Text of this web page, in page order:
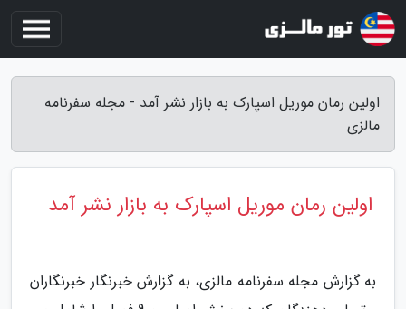
اولین رمان موریل اسپارک به بازار نشر آمد - مجله سفرنامه
مالزی
اولین رمان موریل اسپارک به بازار نشر آمد
به گزارش مجله سفرنامه مالزی، به گزارش خبرنگار خبرنگاران